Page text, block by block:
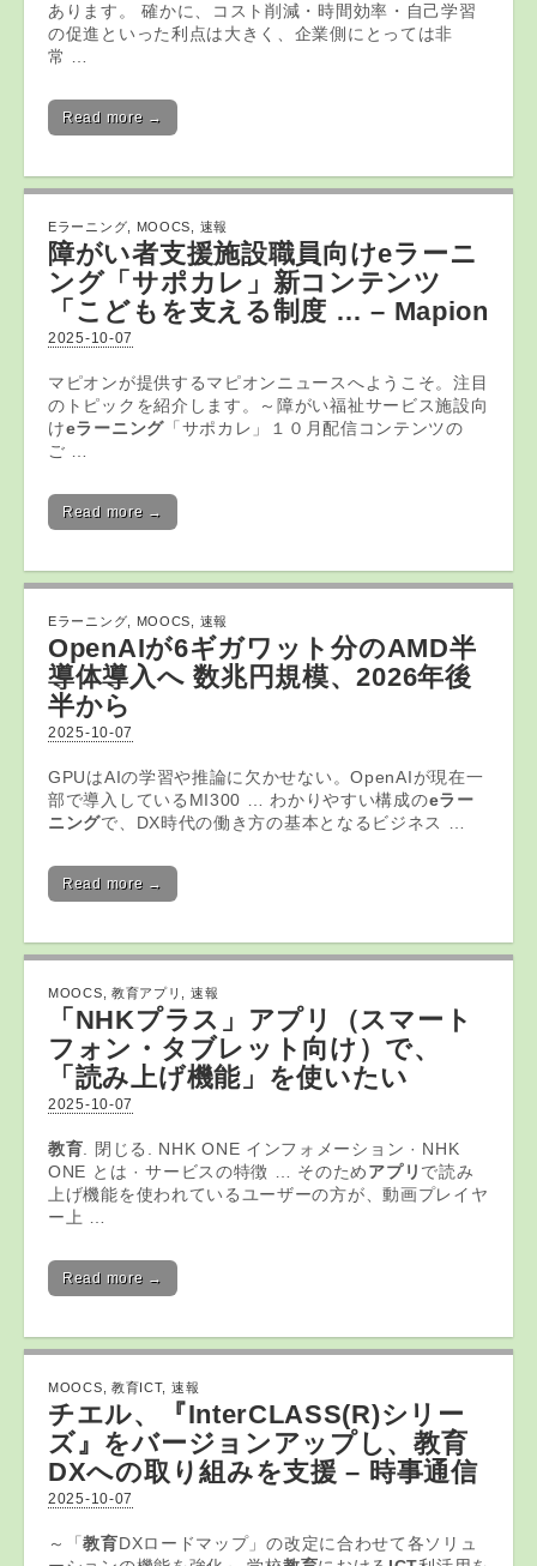
あります。 確かに、コスト削減・時間効率・自己学習
の促進といった利点は大きく、企業側にとっては非
常 …
Read more →
Eラーニング MOOCS 速報
障がい者支援施設職員向けeラーニ
ング「サポカレ」新コンテンツ
「こどもを支える制度 … – Mapion
2025-10-07
マピオンが提供するマピオンニュースへようこそ。注目
のトピックを紹介します。～障がい福祉サービス施設向
けeラーニング「サポカレ」１０月配信コンテンツの
ご …
Read more →
Eラーニング MOOCS 速報
OpenAIが6ギガワット分のAMD半
導体導入へ 数兆円規模、2026年後
半から
2025-10-07
GPUはAIの学習や推論に欠かせない。OpenAIが現在一
部で導入しているMI300 … わかりやすい構成のeラー
ニングで、DX時代の働き方の基本となるビジネス …
Read more →
MOOCS 教育アプリ 速報
「NHKプラス」 アプリ
（スマート
フォン・タブレット向け）で、
「読み上げ機能」を使いたい
2025-10-07
教育 . 閉じる. NHK ONE インフォメーション · NHK
ONE とは · サービスの特徴 … そのためアプリ で読み
上げ機能を使われているユーザーの方が、動画プレイヤ
ー上 …
Read more →
MOOCS 教育ICT, 速報
チエル、『InterCLASS(R)シリー
ズ』をバージョンアップし、教育
DXへの取り組みを支援 – 時事通信
2025-10-07
～「教育DXロードマップ」の改定に合わせて各ソリュ